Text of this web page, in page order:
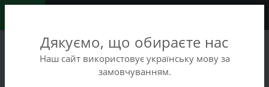
+38 (068) 486-90-09
+38 (093) 486-90-09
Дякуємо, що обираєте нас
Наш сайт використовує українську мову за
замовчуванням.